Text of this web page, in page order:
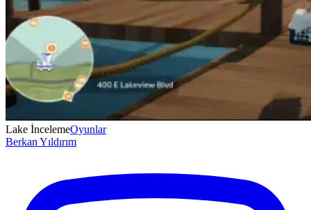
Lake İncelemeOyunlar
Berkan Yıldırım